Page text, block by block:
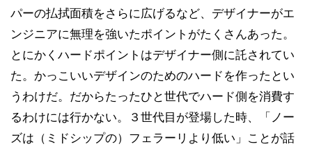
パーの払拭面積をさらに広げるなど、デザイナーがエ
ンジニアに無理を強いたポイントがたくさんあった。
とにかくハードポイントはデザイナー側に託されてい
た。かっこいいデザインのためのハードを作ったとい
うわけだ。だからたったひと世代でハード側を消費す
るわけには行かない。３世代目が登場した時、「ノー
ズは（ミドシップの）フェラーリより低い」ことが話